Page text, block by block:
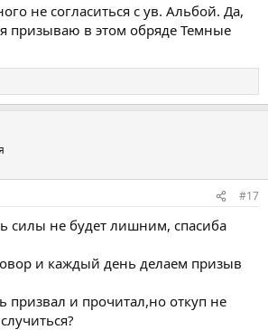
не согласиться с ув. Альбой. Да,
призываю в этом обряде Темные
#17
силы не будет лишним, спасиба
и каждый день делаем призыв
призвал и прочитал,но откуп не